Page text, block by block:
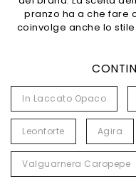
pranzo ha a che fare
coinvolge anche lo
In Laccato Opaco
Leonforte Agira
Valguarnera Caropepe